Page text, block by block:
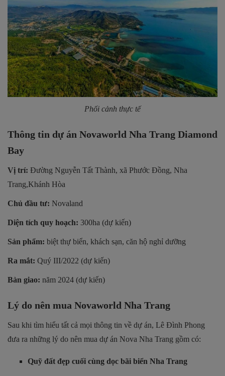
Phối cảnh thực tế
Thông tin dự án Novaworld Nha Trang Diamond
Bay
Vị trí: Đường Nguyễn Tất Thành, xã Phước Đồng, Nha
Trang,Khánh Hòa
Chủ đầu tư: Novaland
Diện tích quy hoạch: 300ha (dự kiến)
Sản phẩm: biệt thự biển, khách sạn, căn hộ nghỉ dưỡng
Ra mắt: Quý III/2022 (dự kiến)
Bàn giao: năm 2024 (dự kiến)
Lý do nên mua Novaworld Nha Trang
Sau khi tìm hiểu tất cả mọi thông tin về dự án, Lê Đình Phong
đưa ra những lý do nên mua dự án Nova Nha Trang gồm có:
Quỹ đất đẹp cuối cùng dọc bãi biển Nha Trang